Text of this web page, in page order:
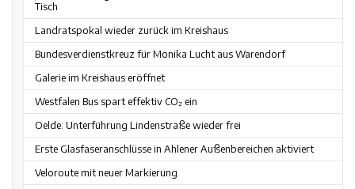
Tisch
Landratspokal wieder zurück im Kreishaus
Bundesverdienstkreuz für Monika Lucht aus Warendorf
Galerie im Kreishaus eröffnet
Westfalen Bus spart effektiv CO₂ ein
Oelde: Unterführung Lindenstraße wieder frei
Erste Glasfaseranschlüsse in Ahlener Außenbereichen aktiviert
Veloroute mit neuer Markierung